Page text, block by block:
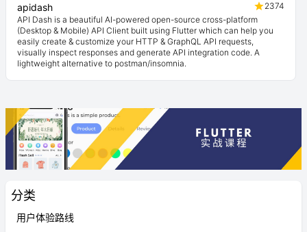
分类
用户体验路线
apidash
2374
API Dash is a beautiful AI-powered open-source cross-platform
(Desktop & Mobile) API Client built using Flutter which can help you
easily create & customize your HTTP & GraphQL API requests,
visually inspect responses and generate API integration code. A
lightweight alternative to postman/insomnia.